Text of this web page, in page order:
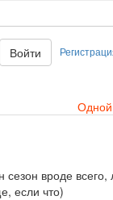
Войти
Одной
вроде всего,
если что)